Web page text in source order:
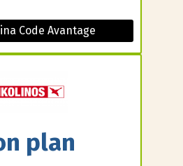
Code Avantage
plan